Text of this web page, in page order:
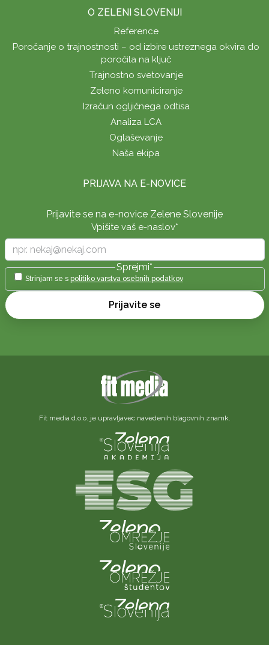
O ZELENI SLOVENIJI
Reference
Poročanje o trajnostnosti – od izbire ustreznega okvira do
poročila na ključ
Trajnostno svetovanje
Zeleno komuniciranje
Izračun ogljičnega odtisa
Analiza LCA
Oglaševanje
Naša ekipa
PRIJAVA NA E-NOVICE
Prijavite se na e-novice Zelene Slovenije
Vpišite vaš e-naslov*
Sprejmi*
Strinjam se s politiko varstva osebnih podatkov
Prijavite se
Fit media d.o.o. je upravljavec navedenih blagovnih znamk.